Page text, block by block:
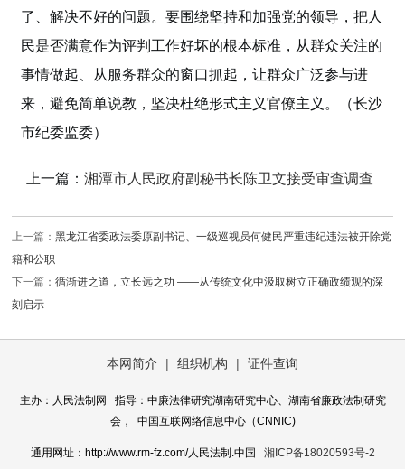
了、解决不好的问题。要围绕坚持和加强党的领导，把人
民是否满意作为评判工作好坏的根本标准，从群众关注的
事情做起、从服务群众的窗口抓起，让群众广泛参与进
来，避免简单说教，坚决杜绝形式主义官僚主义。（长沙
市纪委监委）
上一篇：湘潭市人民政府副秘书长陈卫文接受审查调查
上一篇：黑龙江省委政法委原副书记、一级巡视员何健民严重违纪违法被开除党
籍和公职
下一篇：循渐进之道，立长远之功 ——从传统文化中汲取树立正确政绩观的深
刻启示
本网简介 | 组织机构 | 证件查询
主办：人民法制网 指导：中廉法律研究湖南研究中心、湖南省廉政法制研究
会， 中国互联网络信息中心（CNNIC)
通用网址：http://www.rm-fz.com/人民法制.中国 湘ICP备18020593号-2